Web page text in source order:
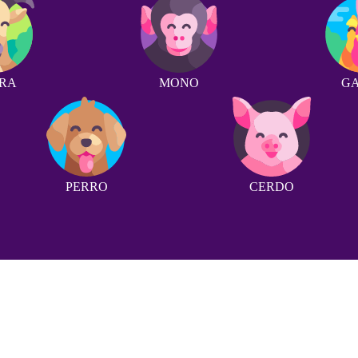
MONO
PERRO CERDO